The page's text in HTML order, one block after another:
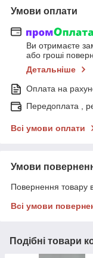
Умови оплати
Ви отримаєте
або гроші
Детальніше
Оплата на
Передоплата ,
Всі умови оплати
Умови
Повернення товару
Всі умови
Подібні товари